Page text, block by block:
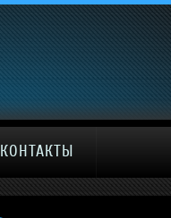
КОНТАКТЫ